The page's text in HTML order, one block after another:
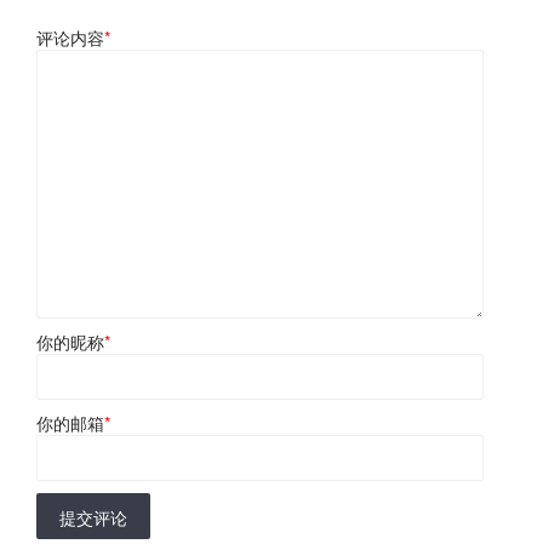
评论内容*
你的昵称*
你的邮箱*
提交评论